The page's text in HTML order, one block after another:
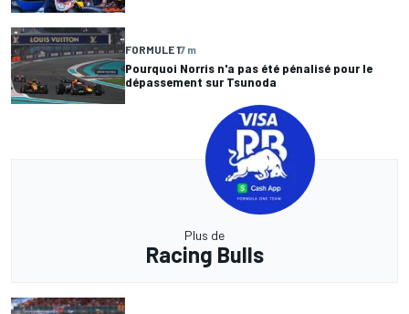
FORMULE 17 m
Pourquoi Norris n'a pas été pénalisé pour le
dépassement sur Tsunoda
Plus de
Racing Bulls